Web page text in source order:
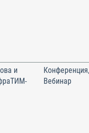
и
Конференция,
Вебинар